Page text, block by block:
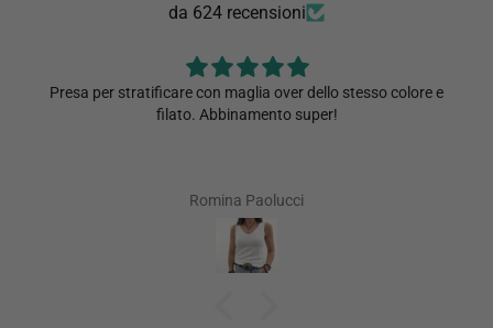
da 624 recensioni
Presa per stratificare con maglia over dello stesso colore e
filato. Abbinamento super!
Romina Paolucci